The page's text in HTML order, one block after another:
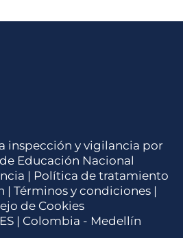
inspección y vigilancia por
Educación Nacional
| Política de tratamiento
| Términos y condiciones |
de Cookies
| Colombia - Medellín